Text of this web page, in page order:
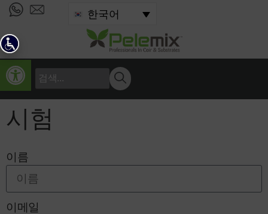
툴바 열기
건
뛰
기
한국어
시험
이름
이메일